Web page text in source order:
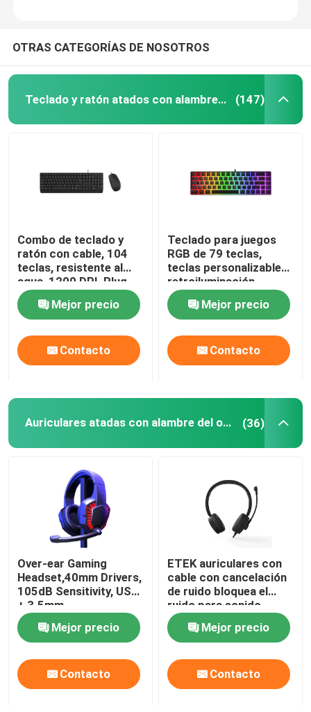
OTRAS CATEGORÍAS DE NOSOTROS
Teclado y ratón atados con alambre de ordenador (147)
Combo de teclado y
ratón con cable, 104
teclas, resistente al
agua, 1200 DPI, Plug-
and-Play USB, para
oficinas y escuelas
Mejor precio
Contacto
Teclado para juegos
RGB de 79 teclas,
teclas personalizables,
retroiluminación
arcoíris, Plug-and-Play
USB
Mejor precio
Contacto
Auriculares atadas con alambre del ordenador (36)
Over-ear Gaming
Headset,40mm Drivers,
105dB Sensitivity, USB
+ 3.5mm,
Omnidirectional Mic,
1.8M Cable, 20-20KHz
Frequency
Mejor precio
Contacto
ETEK auriculares con
cable con cancelación
de ruido bloquea el
ruido para sonido
inmersivo en reuniones
trabajo o juego
Mejor precio
Contacto